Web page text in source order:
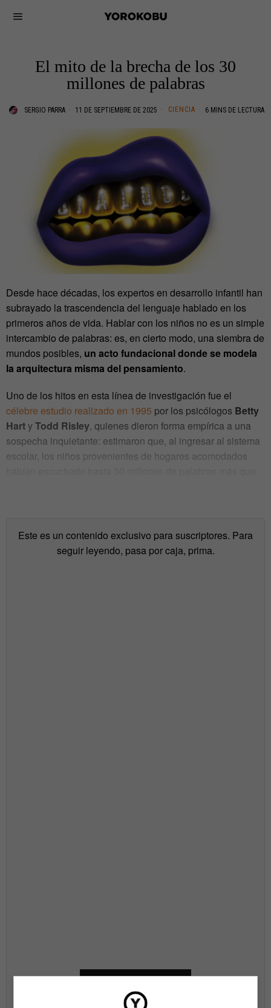
El mito de la brecha de los 30
millones de palabras
SERGIO PARRA 11 DE SEPTIEMBRE DE 2025 CIENCIA 6 MINS DE LECTURA
Desde hace décadas, los expertos en desarrollo infantil han
subrayado la trascendencia del lenguaje hablado en los
primeros años de vida. Hablar con los niños no es un simple
intercambio de palabras: es, en cierto modo, una siembra de
mundos posibles, un acto fundacional donde se modela
la arquitectura misma del pensamiento.
Uno de los hitos en esta línea de investigación fue el
célebre estudio realizado en 1995 por los psicólogos Betty
HartyTodd Risley, quienes dieron forma empírica a una
sospecha inquietante: estimaron que, al ingresar al sistema
escolar, los niños provenientes de hogares acomodados
Este es un contenido exclusivo para suscriptores. Para
seguir leyendo, pasa por caja, prima.